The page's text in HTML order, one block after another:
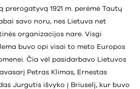
prerogatyvą 1921 m. perėmė Tautų
savo noru, nes Lietuva net
organizacijos nare. Visgi
buvo opi visai to meto Europos
Čia vėl pasidarbavo Lietuvos
Petras Klimas, Ernestas
Jurgutis išvyko į Briuselį, kur buvo